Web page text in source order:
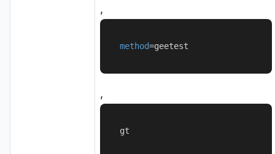
,
method=geetest
,
gt